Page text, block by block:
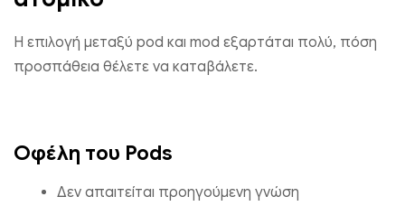
Η επιλογή μεταξύ pod και mod εξαρτάται πολύ, πόση
προσπάθεια θέλετε να καταβάλετε.
Οφέλη του Pods
Δεν απαιτείται προηγούμενη γνώση